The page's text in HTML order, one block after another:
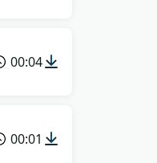
00:04
00:01